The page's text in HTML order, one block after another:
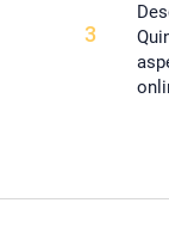
3